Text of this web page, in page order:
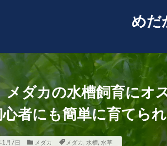
めだ
メダカの水槽飼育にオ
者にも簡単に育てら
1月7日 メダカ メダカ , 水槽, 水草